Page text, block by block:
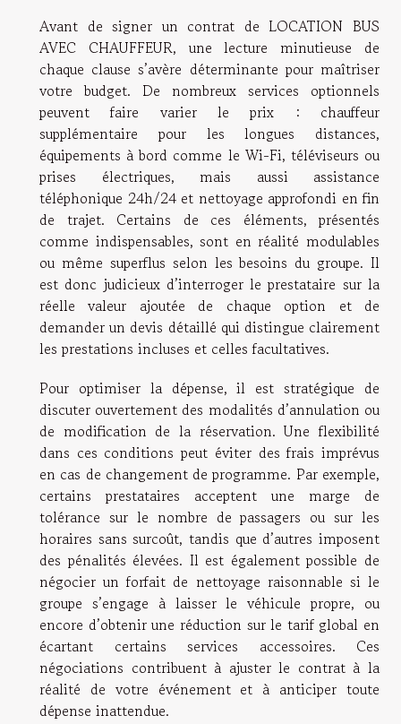
Avant de signer un contrat de LOCATION BUS
AVEC CHAUFFEUR, une lecture minutieuse de
chaque clause s’avère déterminante pour maîtriser
votre budget. De nombreux services optionnels
peuvent faire varier le prix : chauffeur
supplémentaire pour les longues distances,
équipements à bord comme le Wi-Fi, téléviseurs ou
prises électriques, mais aussi assistance
téléphonique 24h/24 et nettoyage approfondi en fin
de trajet. Certains de ces éléments, présentés
comme indispensables, sont en réalité modulables
ou même superflus selon les besoins du groupe. Il
est donc judicieux d’interroger le prestataire sur la
réelle valeur ajoutée de chaque option et de
demander un devis détaillé qui distingue clairement
les prestations incluses et celles facultatives.
Pour optimiser la dépense, il est stratégique de
discuter ouvertement des modalités d’annulation ou
de modification de la réservation. Une flexibilité
dans ces conditions peut éviter des frais imprévus
en cas de changement de programme. Par exemple,
certains prestataires acceptent une marge de
tolérance sur le nombre de passagers ou sur les
horaires sans surcoût, tandis que d’autres imposent
des pénalités élevées. Il est également possible de
négocier un forfait de nettoyage raisonnable si le
groupe s’engage à laisser le véhicule propre, ou
encore d’obtenir une réduction sur le tarif global en
écartant certains services accessoires. Ces
négociations contribuent à ajuster le contrat à la
réalité de votre événement et à anticiper toute
dépense inattendue.